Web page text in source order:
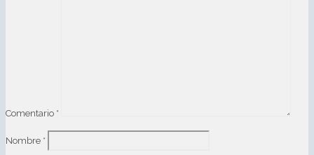
Comentario *
Nombre *